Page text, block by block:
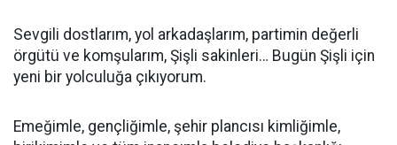
Sevgili dostlarım, yol arkadaşlarım, partimin değerli
örgütü ve komşularım, Şişli sakinleri… Bugün Şişli için
yeni bir yolculuğa çıkıyorum.
Emeğimle, gençliğimle, şehir plancısı kimliğimle,